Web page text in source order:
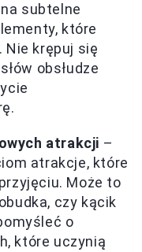
subtelne
które
krępuj się
obsłudze
atrakcji –
atrakcje, które
Może to
czy kącik
o
które uczynią